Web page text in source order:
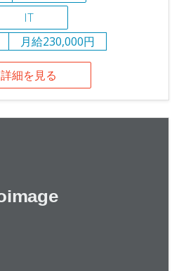
IT
月給230,000円
詳細を見る